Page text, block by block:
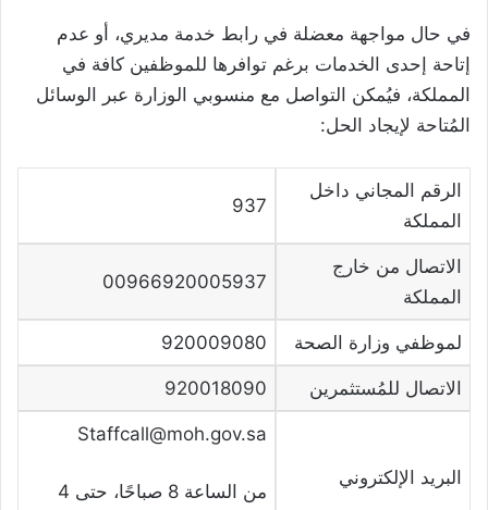
في حال مواجهة معضلة في رابط خدمة مديري، أو عدم
إتاحة إحدى الخدمات برغم توافرها للموظفين كافة في
المملكة، فيُمكن التواصل مع منسوبي الوزارة عبر الوسائل
المُتاحة لإيجاد الحل:
الرقم المجاني داخل
المملكة
937
الاتصال من خارج
المملكة
00966920005937
لموظفي وزارة الصحة 920009080
الاتصال للمُستثمرين 920018090
البريد الإلكتروني
Staffcall@moh.gov.sa
من الساعة 8 صباحًا، حتى 4